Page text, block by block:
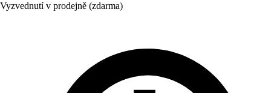
Vyzvednutí v prodejně (zdarma)